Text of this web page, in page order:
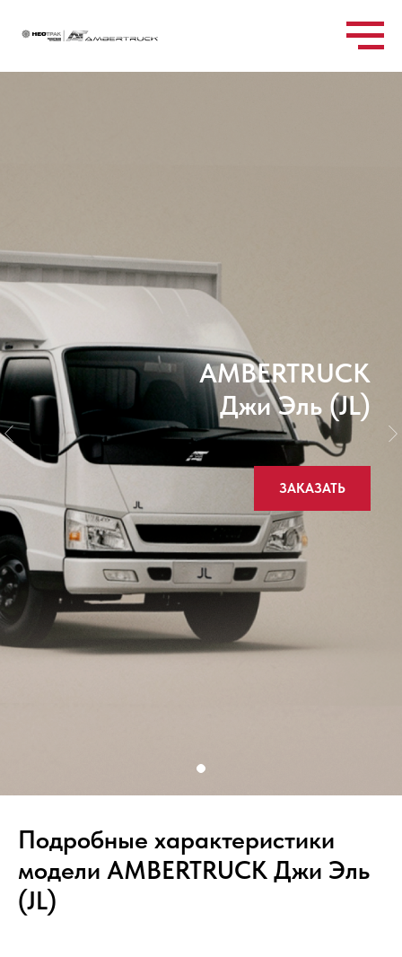
AMBERTRUCK
Джи Эль (JL)
ЗАКАЗАТЬ
Подробные характеристики
модели AMBERTRUCK Джи Эль
(JL)